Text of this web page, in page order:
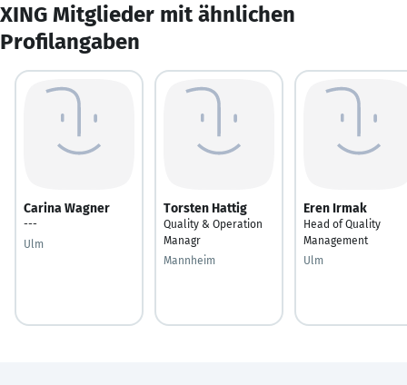
XING Mitglieder mit ähnlichen
Profilangaben
Carina Wagner
---
Ulm
Torsten Hattig
Quality & Operation
Managr
Mannheim
Eren Irmak
Head of Quality
Management
Ulm